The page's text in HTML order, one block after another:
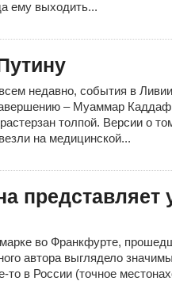
ему выходить...
недавно, события в
– Муаммар
толпой. Версии о
на медицинской...
представляет
во Франкфурте,
автора выглядело
то в России (точное